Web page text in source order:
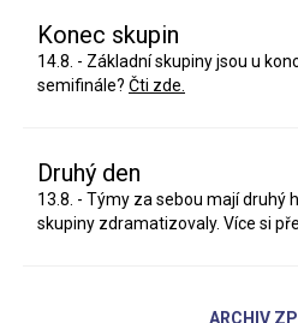
Konec skupin
14.8. - Základní skupiny jsou u
semifinále? Čti zde.
Druhý den
13.8. - Týmy za sebou mají druhý
skupiny zdramatizovaly. Více si
ARCHIV